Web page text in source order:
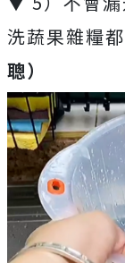
洗蔬果雜糧
聰）